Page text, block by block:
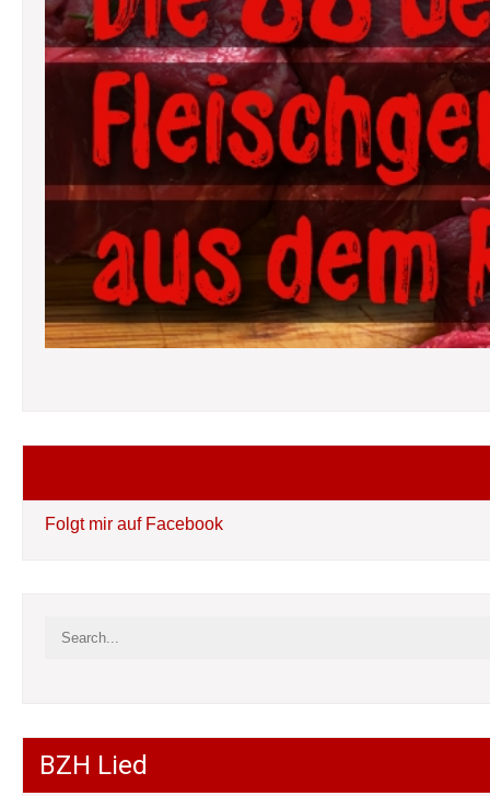
Folgt mir auf Facebook
BZH Lied